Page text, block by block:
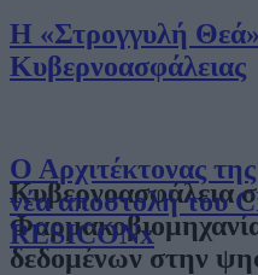
Η «Στρογγυλή
Κυβερνοασφάλειας
Ο Αρχιτέκτονας
νέα αποστολή του
RESICONx
Κυβερνοασφάλεια
δεδομένων στην